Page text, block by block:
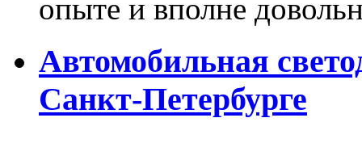
опыте и вполне
Автомобильная
Санкт-Петербурге